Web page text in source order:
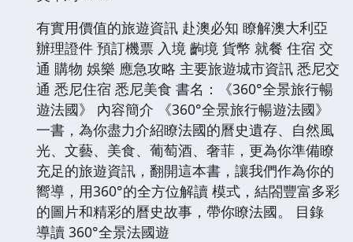
有實用價值的旅遊資訊 赴澳必知 瞭解澳大利亞
辦理證件 預訂機票 入境 齣境 貨幣 就餐 住宿 交
通 購物 娛樂 應急攻略 主要旅遊城市資訊 悉尼交
通 悉尼住宿 悉尼美食 書名：《360°全景旅行暢
遊法國》 內容簡介 《360°全景旅行暢遊法國》
一書，為你盡力介紹瞭法國的曆史遺存、自然風
光、文藝、美食、葡萄酒、奢菲，更為你準備瞭
充足的旅遊資訊，翻開這本書，讓我們作為你的
嚮導，用360°的全方位解讀 模式，結閤豐富多彩
的圖片和精彩的曆史故事，帶你瞭法國。 目錄
導讀 360°全景法國遊